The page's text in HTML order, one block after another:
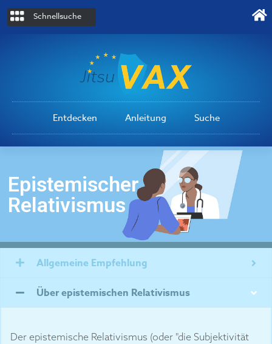
Schnellsuche
Entdecken Anleitung Suche
Epistemischer
Relativismus
Allgemeine Empfehlung
Über epistemischen Relativismus
Der epistemische Relativismus (oder "die Subjektivität